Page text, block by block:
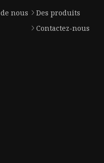
nous
Des produits
Contactez-nous